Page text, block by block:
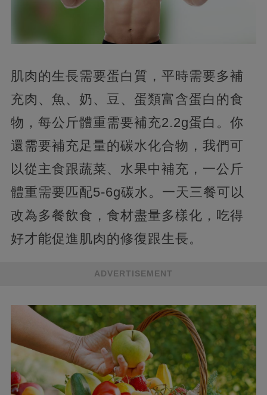
肌肉的生長需要蛋白質，平時需要多補
充肉、魚、奶、豆、蛋類富含蛋白的食
物，每公斤體重需要補充2.2g蛋白。你
還需要補充足量的碳水化合物，我們可
以從主食跟蔬菜、水果中補充，一公斤
體重需要匹配5-6g碳水。一天三餐可以
改為多餐飲食，食材盡量多樣化，吃得
好才能促進肌肉的修復跟生長。
ADVERTISEMENT